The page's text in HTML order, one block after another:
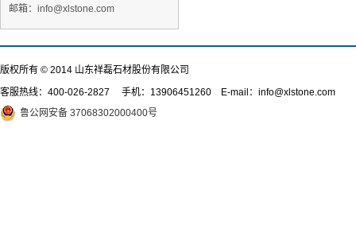
邮箱：info@xlstone.com
版权所有 © 2014 山东祥磊石材股份有限公司
客服热线： 400-026-2827 手机：13906451260 E-mail：info@xlstone.com
鲁公网安备 37068302000400号